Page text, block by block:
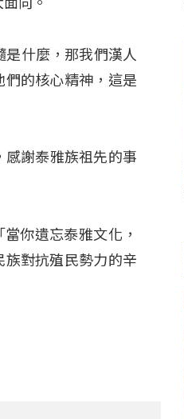
什麼，那我們漢人
的核心精神，這是
謝泰雅族祖先的事
你遺忘泰雅文化，
對抗殖民勢力的辛